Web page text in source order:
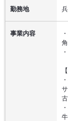
勤務地
事業内容